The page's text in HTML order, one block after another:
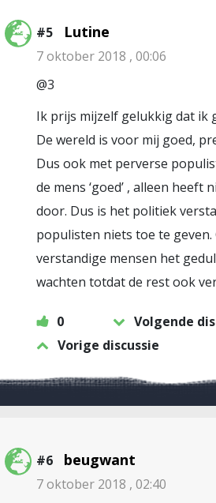
#5 Lutine
7 oktober 2018 , 00:06
@3
Ik prijs mijzelf gelukkig dat ik
De wereld is voor mij goed,
Dus ook met perverse
de mens ‘goed’ , alleen heeft
door. Dus is het politiek
populisten niets toe te geven.
verstandige mensen het
wachten totdat de rest ook
0
Volgende
Vorige discussie
#6 beugwant
7 oktober 2018 , 02:40